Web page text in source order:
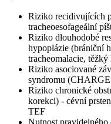
Riziko recidivujících
tracheoesofageální
Riziko dlouhodobé
hypoplázie (brániční
tracheomalacie,
Riziko asociované
syndromu
Riziko chronické
korekci) - cévní
TEF
Nutnost